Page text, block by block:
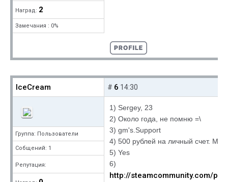
Наград: 2
Замечания : 0%
IceCream
Группа: Пользователи
Собщений: 1
Репутация:
# 6 14:30
1) Sergey, 23
2) Около года, не помню =\
3) gm's.Support
4) 500 рублей на личный счет.
5) Yes
6)
http://steamcommunity.com/